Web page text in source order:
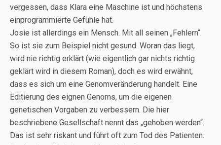
vergessen, dass Klara eine Maschine ist und höchstens
einprogrammierte Gefühle hat.
Josie ist allerdings ein Mensch. Mit all seinen „Fehlern“.
So ist sie zum Beispiel nicht gesund. Woran das liegt,
wird nie richtig erklärt (wie eigentlich gar nichts richtig
geklärt wird in diesem Roman), doch es wird erwähnt,
dass es sich um eine Genomveränderung handelt. Eine
Editierung des eignen Genoms, um die eigenen
genetischen Vorgaben zu verbessern. Die hier
beschriebene Gesellschaft nennt das „gehoben werden“.
Das ist sehr riskant und führt oft zum Tod des Patienten.